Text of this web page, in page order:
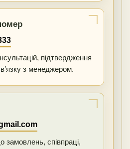
підтвердження
з менеджером.
замовлень, співпраці,